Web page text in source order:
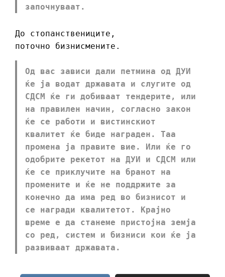
започнуваат.
До стопанствениците,
поточно бизнисмените.
Од вас зависи дали петмина од ДУИ
ќе ја водат државата и слугите од
СДСМ ќе ги добиваат тендерите, или
на правилен начин, согласно закон
ќе се работи и вистинскиот
квалитет ќе биде награден. Таа
промена ја правите вие. Или ќе го
одобрите рекетот на ДУИ и СДСМ или
ќе се приклучите на бранот на
промените и ќе не поддржите за
конечно да има ред во бизнисот и
се награди квалитетот. Крајно
време е да станеме пристојна земја
со ред, систем и бизниси кои ќе ја
развиваат државата.